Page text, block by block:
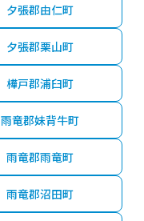
夕張郡由仁町
夕張郡栗山町
樺戸郡浦臼町
雨竜郡妹背牛町
雨竜郡雨竜町
雨竜郡沼田町